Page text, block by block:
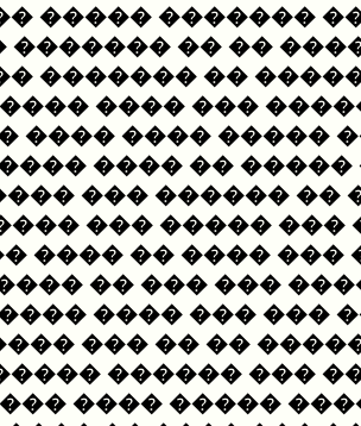
�����
������ �� ��
������� ��
������ ���
����� �����
���� ����� ��
������� ��
�� ��� ���
��� ��� ����
��� ���� ���
����� ��� ���
������ ��
��� ��� ���
�� ������ �����